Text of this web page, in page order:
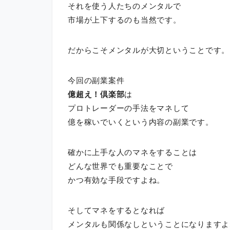
それを使う人たちのメンタルで
市場が上下するのも当然です。
だからこそメンタルが大切ということです。
今回の副業案件
億超え！倶楽部は
プロトレーダーの手法をマネして
億を稼いでいくという内容の副業です。
確かに上手な人のマネをすることは
どんな世界でも重要なことで
かつ有効な手段ですよね。
そしてマネをするとなれば
メンタルも関係なしということになります